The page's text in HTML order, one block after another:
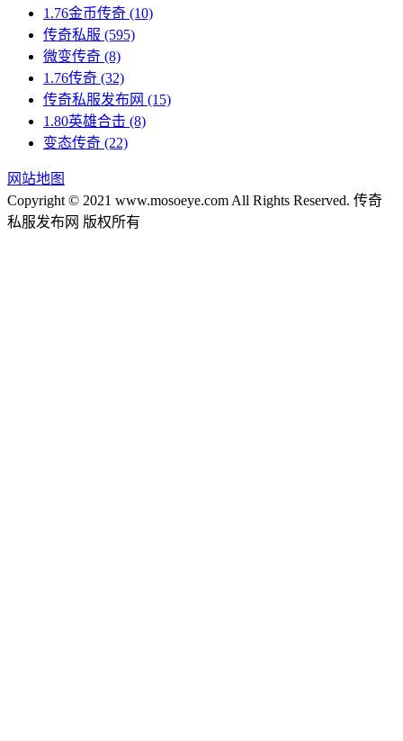
1.76金币传奇 (10)
传奇私服 (595)
微变传奇 (8)
1.76传奇 (32)
传奇私服发布网 (15)
1.80英雄合击 (8)
变态传奇 (22)
网站地图
Copyright © 2021 www.mosoeye.com All Rights Reserved. 传奇
私服发布网 版权所有